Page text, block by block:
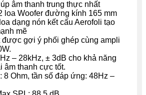
âm thanh trung thực nhất
loa Woofer đường kính 165 mm
dạng nón kết cấu Aerofoli tạo
mẽ
được gợi ý phối ghép cùng ampli
– 28kHz, ± 3dB cho khả năng
âm thanh cực tốt.
8 Ohm, tần số đáp ứng: 48Hz –